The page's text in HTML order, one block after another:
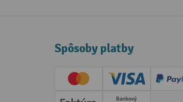
Spôsoby platby
Creditcard (Master)
Creditcard